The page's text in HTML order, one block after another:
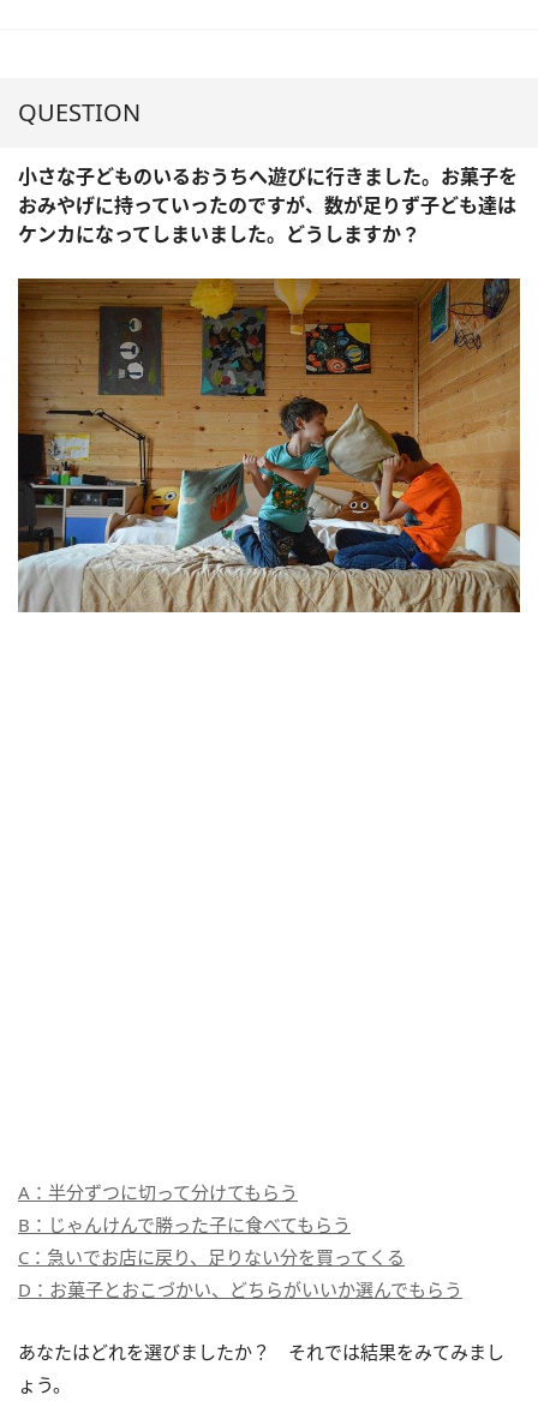
QUESTION
小さな子どものいるおうちへ遊びに行きました。お菓子を
おみやげに持っていったのですが、数が足りず子ども達は
ケンカになってしまいました。どうしますか？
A：半分ずつに切って分けてもらう
B：じゃんけんで勝った子に食べてもらう
C：急いでお店に戻り、足りない分を買ってくる
D：お菓子とおこづかい、どちらがいいか選んでもらう
あなたはどれを選びましたか？ それでは結果をみてみまし
ょう。